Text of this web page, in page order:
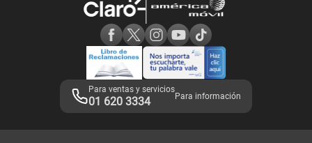
Adquirientes iPhone 6, 6S y SE
Mensaje de Seguridad
Términos y Condiciones de Tienda Claro
Libro de Reclamaciones
Legales de marketplace
Para ventas y servicios
01 620 3334 Para información